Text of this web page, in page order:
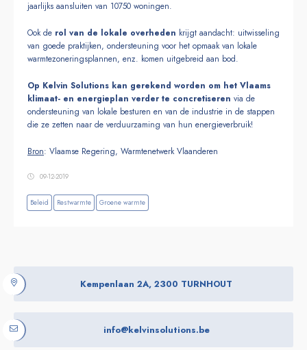
jaarlijks aansluiten van 10750 woningen.
Ook de rol van de lokale overheden krijgt aandacht: uitwisseling
van goede praktijken, ondersteuning voor het opmaak van lokale
warmtezoneringsplannen, enz. komen uitgebreid aan bod.
Op Kelvin Solutions kan gerekend worden om het Vlaams
klimaat- en energieplan verder te concretiseren via de
ondersteuning van lokale besturen en van de industrie in de stappen
die ze zetten naar de verduurzaming van hun energieverbruik!
Bron: Vlaamse Regering, Warmtenetwerk Vlaanderen
09-12-2019
Beleid Restwarmte Groene warmte
Kempenlaan 2A, 2300 TURNHOUT
info@kelvinsolutions.be